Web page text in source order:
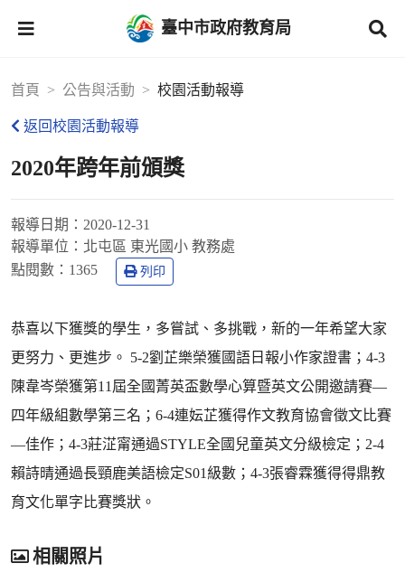
臺中市政府教育局
首頁 公告與活動 校園活動報導
返回校園活動報導
2020年跨年前頒獎
報導日期： 2020-12-31
報導單位： 北屯區 東光國小 教務處
點閱數： 1365 列印
恭喜以下獲獎的學生，多嘗試、多挑戰，新的一年希望大家
更努力、更進步。 5-2劉芷樂榮獲國語日報小作家證書；4-3
陳韋岑榮獲第11屆全國菁英盃數學心算暨英文公開邀請賽—
四年級組數學第三名；6-4連妘芷獲得作文教育協會徵文比賽
—佳作；4-3莊淽甯通過STYLE全國兒童英文分級檢定；2-4
賴詩晴通過長頸鹿美語檢定S01級數；4-3張睿霖獲得得鼎教
育文化單字比賽獎狀。
相關照片